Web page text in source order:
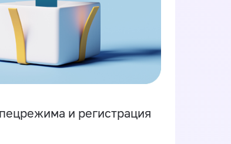
и регистрация